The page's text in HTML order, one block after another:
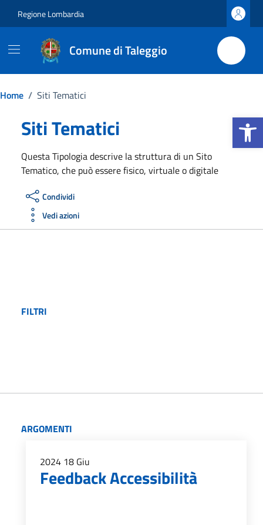
Apri la
Regione Lombardia
Comune di Taleggio
Home / Siti Tematici
Siti Tematici
Questa Tipologia descrive la struttura di un Sito
Tematico, che può essere fisico, virtuale o digitale
Condividi
Vedi azioni
FILTRI
ARGOMENTI
2024 18 Giu
Feedback Accessibilità